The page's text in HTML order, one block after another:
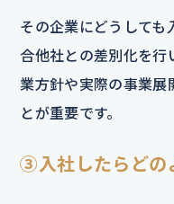
その企業にどうしても
合他社との差別化を行
業方針や実際の事業展
とが重要です。
③入社したらどの